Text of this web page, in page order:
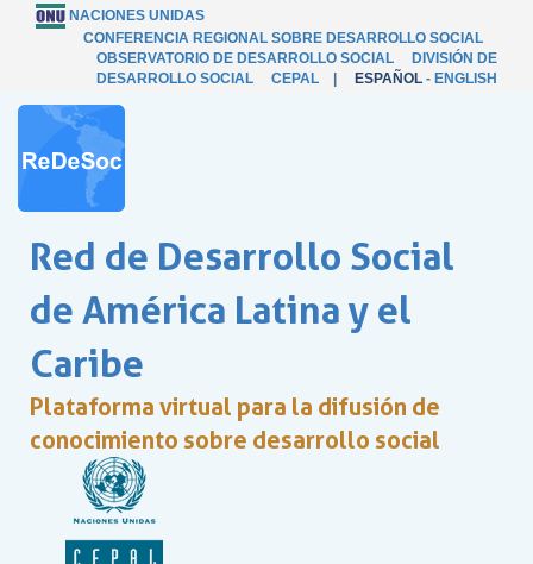
NACIONES UNIDAS
CONFERENCIA REGIONAL SOBRE DESARROLLO SOCIAL
OBSERVATORIO DE DESARROLLO SOCIAL
DIVISIÓN DE
DESARROLLO SOCIAL
CEPAL ESPAÑOL - ENGLISH
Red de Desarrollo Social
de América Latina y el
Caribe
Plataforma virtual para la difusión de
conocimiento sobre desarrollo social